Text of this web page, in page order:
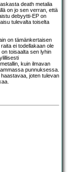
death metalia
on jo sen verran, että
debyytti-EP on
tulevalta toiselta
on tämänkertaisen
ei todellakaan ole
toisaalta sen lyhin
kuin ilmavan
punnuksessa.
joten tulevan